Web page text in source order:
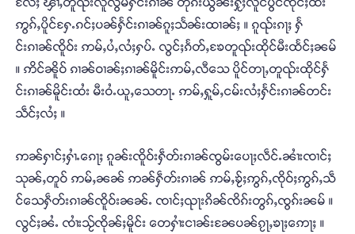
ဢွၵ်ႇပိူင်ႁႄႉၵင်ႈပၼ်ႁႅင်းၵၢၼ်ၵူႈသႅၼ်းထၢၼ်ႈ ။ ၵူၺ်းၵႃႈ ႁႅ
င်းၵၢၼ်ၸိူဝ်း ဢမ်ႇပႆႇလႆႈႁပ်ႉ လွင်ႈၵႅတ်ႇၶႄတူၺ်းထိုင်မီးထႅင်ႈၼမ်
။ ဢိင်ၼိူဝ် ၵၢၼ်ဝၢၼ်ႈၵၢၼ်မိူင်းဢမ်ႇလီသေ ပိူင်တႃႇတူၺ်းထိုင်ႁႅ
င်းၵၢၼ်မိူင်းထႆး မီးဝႆႉယူႇသေတႃႉ ဢမ်ႇႁူမ်ႇငမ်းလႆႈႁႅင်းၵၢၼ်တင်း
သဵင်ႈလႆႈ ။
ဢၼ်ႁၢင်ႈႁၢႆႉၵေႃႈ ၵူၼ်းၸိူဝ်းႁဵတ်းၵၢၼ်ၸွမ်းပေႃႈလဵင်ႉၼၢႆးၸၢင်ႈ
သုၼ်ႇတူဝ် ဢမ်ႇၼၼ် ဢၼ်ႁဵတ်းၵၢၼ် ဢမ်ႇၶႂ်ႈဢွၵ်ႇၸိုဝ်ႈဢွၵ်ႇသဵ
င်သေႁဵတ်းၵၢၼ်ၸိူဝ်းၼၼ်ႉ ၸၢင်ႈၺႃးၵိၼ်ၸိၵ်းတွၵ်ႇၸွၵ်းၼမ် ။
လွင်ႈၼႆႉ ၸၢႆးသႂ်ၸိုၼ်ႈမိူင်း တေႁၢႆးငၢၼ်းၼႄပၼ်ၵႂႃႇၶႃႈဢေႃႈ ။